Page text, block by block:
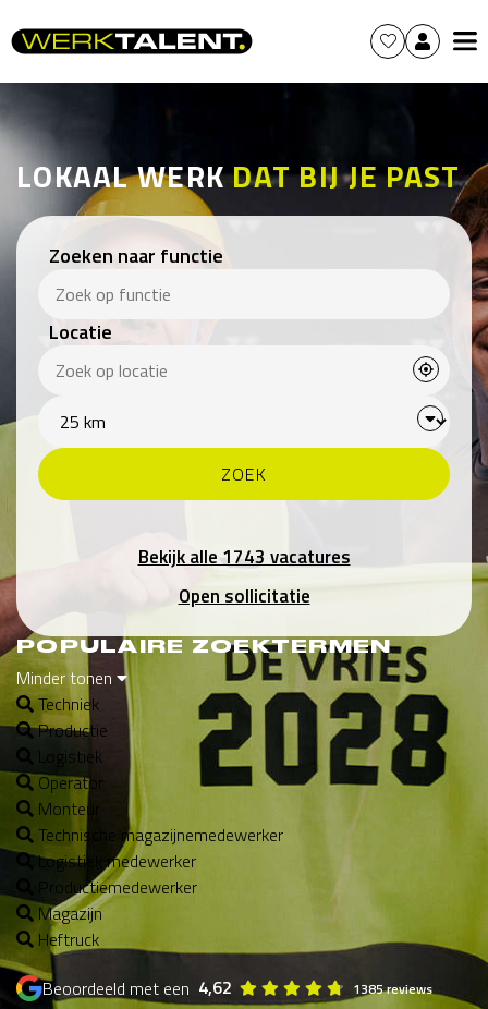
LOKAAL WERKDAT BIJ JE PAST
Zoeken naar functie
Locatie
Bekijk alle 1743 vacatures
Open sollicitatie
POPULAIRE ZOEKTERMEN
Minder tonen
Techniek
Productie
Logistiek
Operator
Monteur
Technische magazijnemedewerker
Logistiek medewerker
Productiemedewerker
Magazijn
Heftruck
Beoordeeld met een 4,62 1385 reviews